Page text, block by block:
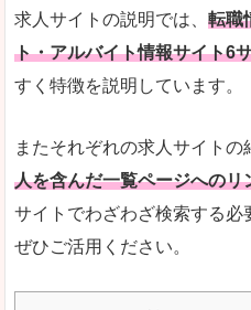
求人サイトの説明では、 転職
ト・アルバイト情報サイト6
すく特徴を説明しています。
またそれぞれの求人サイトの
人を含んだ一覧ページへのリ
サイトでわざわざ検索する必
ぜひご活用ください。